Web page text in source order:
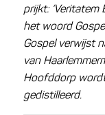
prijkt: ‘Veritatem
het woord
Gospel verwijst
van
Hoofddorp
gedistilleerd.